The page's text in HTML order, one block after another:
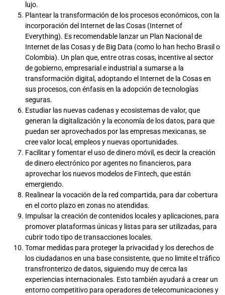
lujo.
Plantear la transformación de los procesos económicos, con la
incorporación del Internet de las Cosas (Internet of
Everything). Es recomendable lanzar un Plan Nacional de
Internet de las Cosas y de Big Data (como lo han hecho Brasil o
Colombia). Un plan que, entre otras cosas, incentive al sector
de gobierno, empresarial e industrial a sumarse a la
transformación digital, adoptando el Internet de la Cosas en
sus procesos, con énfasis en la adopción de tecnologías
seguras.
Estudiar las nuevas cadenas y ecosistemas de valor, que
generan la digitalización y la economía de los datos, para que
puedan ser aprovechados por las empresas mexicanas, se
cree valor local, empleos y nuevas oportunidades.
Facilitar y fomentar el uso de dinero móvil, es decir la creación
de dinero electrónico por agentes no financieros, para
aprovechar los nuevos modelos de Fintech, que están
emergiendo.
Realinear la vocación de la red compartida, para dar cobertura
en el corto plazo en zonas no atendidas.
Impulsar la creación de contenidos locales y aplicaciones, para
promover plataformas únicas y listas para ser utilizadas, para
cubrir todo tipo de transacciones locales.
Tomar medidas para proteger la privacidad y los derechos de
los ciudadanos en una base consistente, que no limite el tráfico
transfronterizo de datos, siguiendo muy de cerca las
experiencias internacionales. Esto también ayudará a crear un
entorno competitivo para operadores de telecomunicaciones y